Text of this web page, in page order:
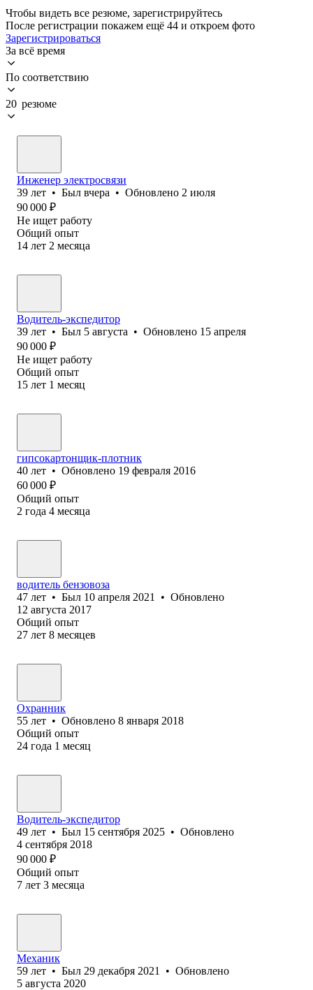
Чтобы видеть все резюме, зарегистрируйтесь
После регистрации покажем ещё 44 и откроем фото
Зарегистрироваться
За всё время
По соответствию
20 резюме
Инженер электросвязи
39 лет • Был вчера • Обновлено 2 июля
90 000 ₽
Не ищет работу
Общий опыт
14 лет 2 месяца
Водитель-экспедитор
39 лет • Был 5 августа • Обновлено 15 апреля
90 000 ₽
Не ищет работу
Общий опыт
15 лет 1 месяц
гипсокартонщик-плотник
40 лет • Обновлено 19 февраля 2016
60 000 ₽
Общий опыт
2 года 4 месяца
водитель бензовоза
47 лет • Был 10 апреля 2021 • Обновлено
12 августа 2017
Общий опыт
27 лет 8 месяцев
Охранник
55 лет • Обновлено 8 января 2018
Общий опыт
24 года 1 месяц
Водитель-экспедитор
49 лет • Был 15 сентября 2025 • Обновлено
4 сентября 2018
90 000 ₽
Общий опыт
7 лет 3 месяца
Механик
59 лет • Был 29 декабря 2021 • Обновлено
5 августа 2020